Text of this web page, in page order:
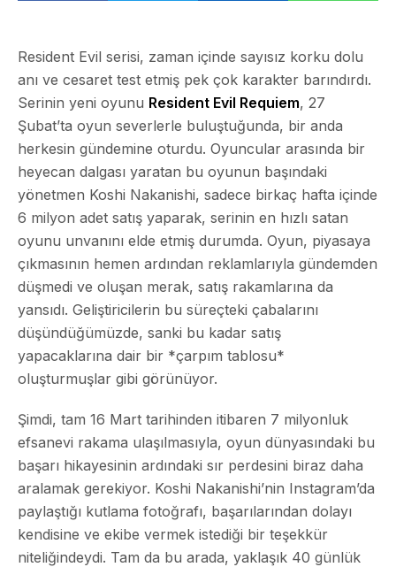
Resident Evil serisi, zaman içinde sayısız korku dolu
anı ve cesaret test etmiş pek çok karakter barındırdı.
Serinin yeni oyunu Resident Evil Requiem, 27
Şubat’ta oyun severlerle buluştuğunda, bir anda
herkesin gündemine oturdu. Oyuncular arasında bir
heyecan dalgası yaratan bu oyunun başındaki
yönetmen Koshi Nakanishi, sadece birkaç hafta içinde
6 milyon adet satış yaparak, serinin en hızlı satan
oyunu unvanını elde etmiş durumda. Oyun, piyasaya
çıkmasının hemen ardından reklamlarıyla gündemden
düşmedi ve oluşan merak, satış rakamlarına da
yansıdı. Geliştiricilerin bu süreçteki çabalarını
düşündüğümüzde, sanki bu kadar satış
yapacaklarına dair bir *çarpım tablosu*
oluşturmuşlar gibi görünüyor.
Şimdi, tam 16 Mart tarihinden itibaren 7 milyonluk
efsanevi rakama ulaşılmasıyla, oyun dünyasındaki bu
başarı hikayesinin ardındaki sır perdesini biraz daha
aralamak gerekiyor. Koshi Nakanishi’nin Instagram’da
paylaştığı kutlama fotoğrafı, başarılarından dolayı
kendisine ve ekibe vermek istediği bir teşekkür
niteliğindeydi. Tam da bu arada, yaklaşık 40 günlük